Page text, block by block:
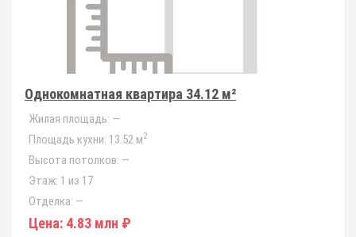
Однокомнатная квартира 34.12 м²
Жилая площадь: —
Площадь кухни: 13.52 м2
Высота потолков: —
Этаж: 1 из 17
Отделка: —
Цена: 4.83 млн ₽